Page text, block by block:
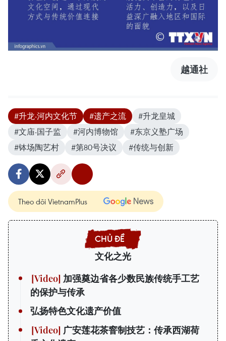
越通社
#升龙-河内文化节 #遗产之流
#升龙皇城
#文庙-国子监
#河内博物馆
#东京义塾广场
#钵场陶艺村
#第80号决议 #传统与创新
Theo dõi VietnamPlus
文化之光
加强奠边省各少数民族传统手工艺
的保护与传承
弘扬特色文化遗产价值
广安莲花茶窨制技艺：传承西湖荷